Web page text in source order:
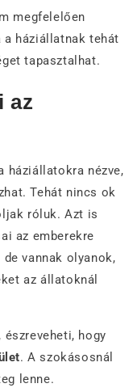
megfelelően
a háziállatnak tehát
tapasztalhat.
az
háziállatokra nézve,
Tehát nincs ok
róluk. Azt is
az emberekre
de vannak olyanok,
az állatoknál
hogy
. A szokásosnál
lenne.